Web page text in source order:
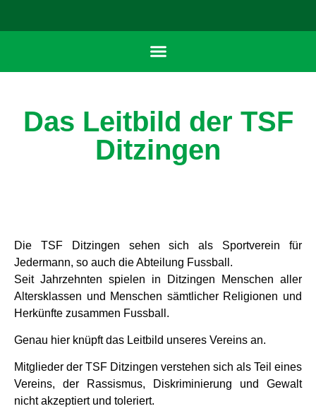
Das Leitbild der TSF
Ditzingen
Die TSF Ditzingen sehen sich als Sportverein für
Jedermann, so auch die Abteilung Fussball.
Seit Jahrzehnten spielen in Ditzingen Menschen aller
Altersklassen und Menschen sämtlicher Religionen und
Herkünfte zusammen Fussball.
Genau hier knüpft das Leitbild unseres Vereins an.
Mitglieder der TSF Ditzingen verstehen sich als Teil eines
Vereins, der Rassismus, Diskriminierung und Gewalt
nicht akzeptiert und toleriert.